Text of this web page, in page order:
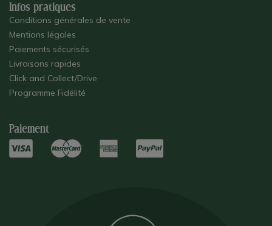
Infos pratiques
Conditions générales de vente
Mentions légales
Paiements sécurisés
Livraisons rapides
Click and Collect/Drive
Programme Fidélité
Paiement